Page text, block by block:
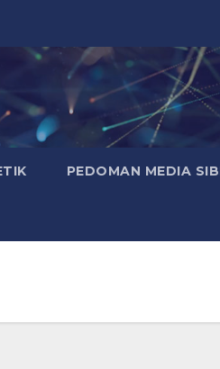
PEDOMAN MEDIA